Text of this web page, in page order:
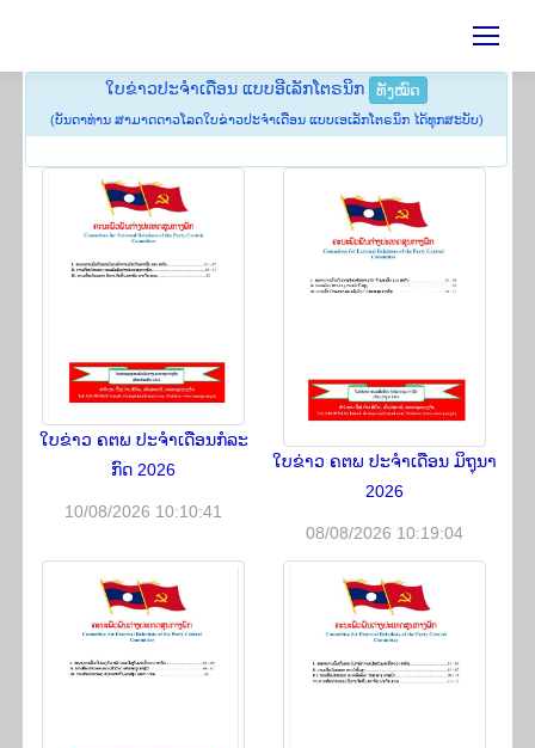
ໃບ​ຂ່າວ​ປະ​ຈຳ​ເດືອນ ແບບອີເລັກໂຕຣນິກ ທັງ​ໝົດ
(ບັນດາທ່ານ ສາມາດດາວໂລດ​​ໃບ​ຂ່າວ​ປະ​ຈຳ​ເດືອນ ແບບເອ​ເລັກ​ໂຕ​ຣ​ນິກ ໄດ້ທຸກສະບັບ)
ໃບ​ຂ່າວ ຄ​ຕ​ພ ປະ​ຈຳ​ເດືອນ​ກໍ​ລະ​
ກົດ 2026
10/08/2026 10:10:41
ໃບ​ຂ່າວ ຄ​ຕ​ພ ປະ​ຈຳ​ເດືອນ ມິ​ຖຸ​ນາ
2026
08/08/2026 10:19:04